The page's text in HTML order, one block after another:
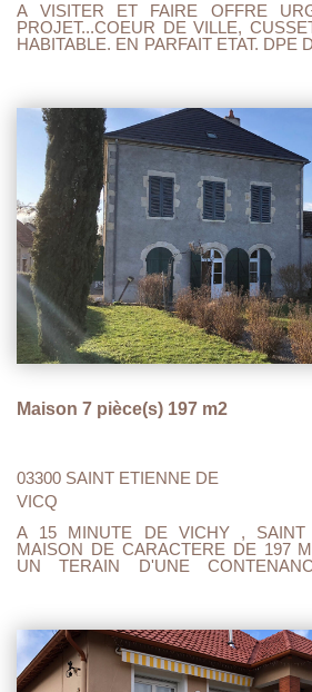
OFFRE.
A VISITER ET FAIRE OFFRE
PROJET...COEUR DE VILLE,
HABITABLE. EN PARFAIT ETAT. DPE D: 186 GES A : 5 RDC :
12.31M2 / 13.98 M2) UNE SALLE DE
M2. AINSI QU'UN GARAGE DE 32
D'ATELIER D'ARTISTE PEINTRE
CREER UNE TERRASSE AU
VITRAGE,VMC,CHAUFFAGE
GRANULES,TOUT A L'EGOUT...
Maison 7 pièce(s) 197 m2
03300 SAINT ETIENNE DE
VICQ
A 15 MINUTE DE VICHY , SAINT
MAISON DE CARACTERE DE 197 M 2
UN TERAIN D'UNE
CHAUFFERIE. AU 1 ER ETAGE :
AVEC WC, ET 5 CHAMBRES. DE
SONT AMENAGEABLES.
NEUVE,CLIMATISATION DANS